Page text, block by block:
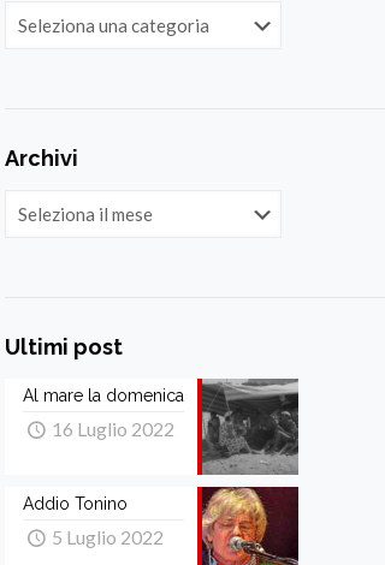
Archivi
Ultimi post
Al mare la domenica
16 Luglio 2022
Addio Tonino
5 Luglio 2022